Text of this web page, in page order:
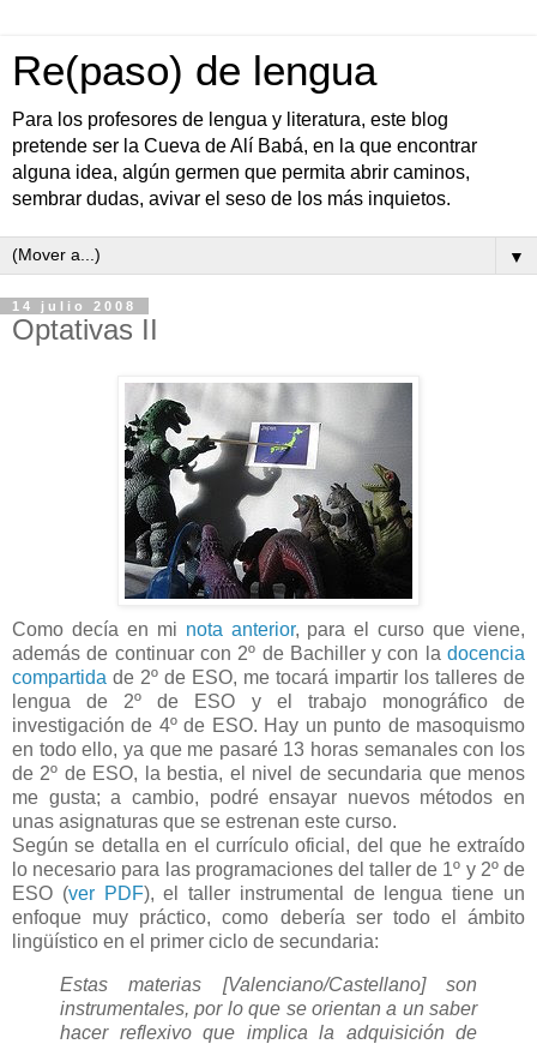
Re(paso) de lengua
Para los profesores de lengua y literatura, este blog
pretende ser la Cueva de Alí Babá, en la que encontrar
alguna idea, algún germen que permita abrir caminos,
sembrar dudas, avivar el seso de los más inquietos.
▼
14 julio 2008
Optativas II
Como decía en mi nota anterior, para el curso que viene,
además de continuar con 2º de Bachiller y con la docencia
compartida de 2º de ESO, me tocará impartir los talleres de
lengua de 2º de ESO y el trabajo monográfico de
investigación de 4º de ESO. Hay un punto de masoquismo
en todo ello, ya que me pasaré 13 horas semanales con los
de 2º de ESO, la bestia, el nivel de secundaria que menos
me gusta; a cambio, podré ensayar nuevos métodos en
unas asignaturas que se estrenan este curso.
Según se detalla en el currículo oficial, del que he extraído
lo necesario para las programaciones del taller de 1º y 2º de
ESO (ver PDF), el taller instrumental de lengua tiene un
enfoque muy práctico, como debería ser todo el ámbito
lingüístico en el primer ciclo de secundaria:
Estas materias [Valenciano/Castellano] son
instrumentales, por lo que se orientan a un saber
hacer reflexivo que implica la adquisición de